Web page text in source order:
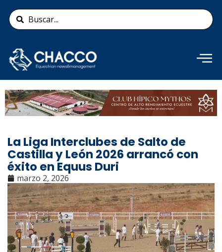
contenido
Search
...
Añade aquí tu texto de
cabecera
La Liga Interclubes de Salto de
Castilla y León 2026 arrancó con
éxito en Equus Duri
marzo 2, 2026